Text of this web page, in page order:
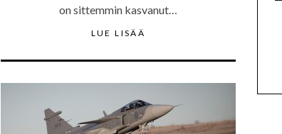
on sittemmin kasvanut…
LUE LISÄÄ